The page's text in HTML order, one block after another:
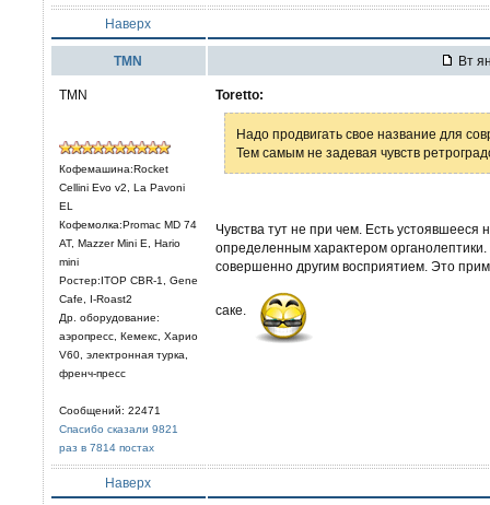
Наверх
TMN Вт
TMN
Кофемашина:Rocket
Cellini Evo v2, La Pavoni
EL
Кофемолка:Promac MD 74
AT, Mazzer Mini E, Hario
mini
Ростер:ITOP CBR-1, Gene
Cafe, I-Roast2
Др. оборудование:
аэропресс, Кемекс, Харио
V60, электронная турка,
френч-пресс
Сообщений: 22471
Спасибо сказали 9821
раз в 7814 постах
Toretto:
Надо продвигать свое название для
Тем самым не задевая чувств
Чувства тут не при чем. Есть устоявшееся
определенным характером
совершенно другим восприятием. Это
саке.
Наверх